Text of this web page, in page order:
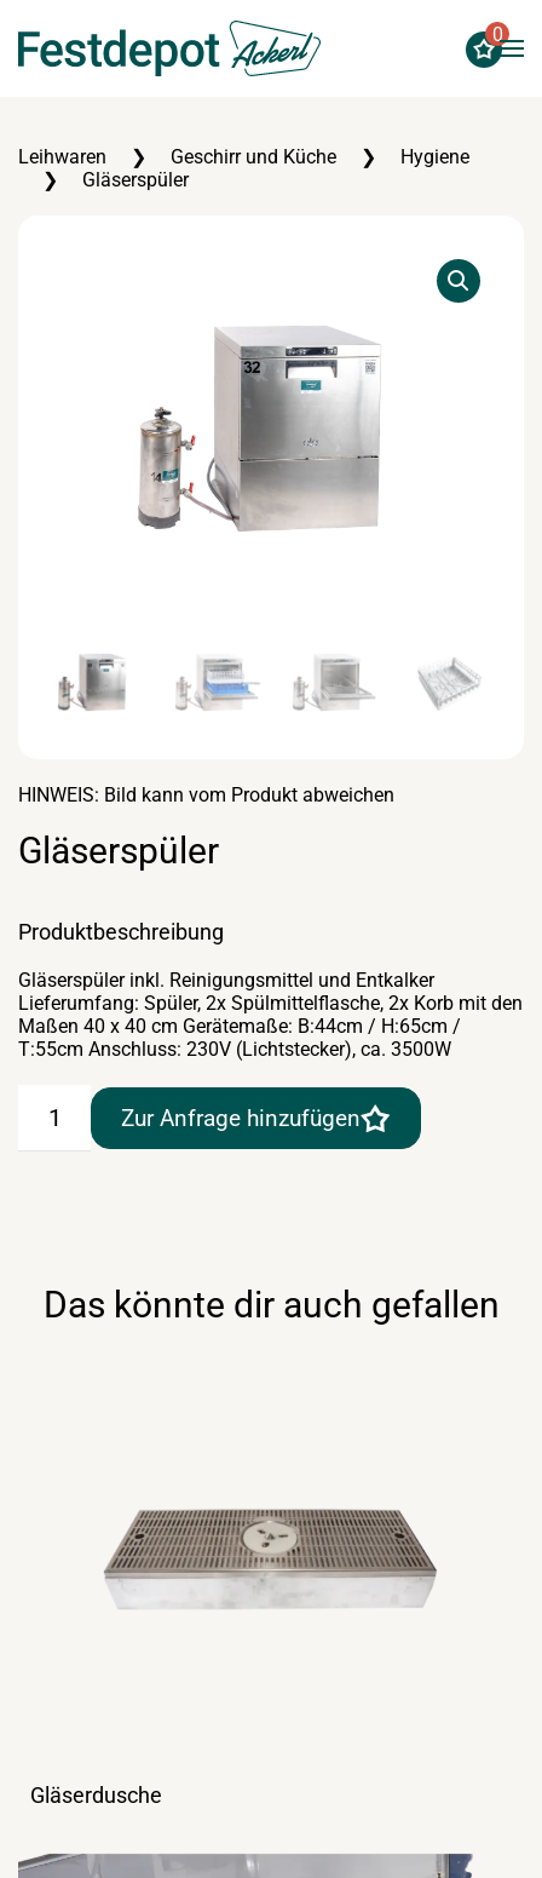
Zum Hauptinhalt springen
0
Leihwaren Geschirr und Küche
Hygiene
Gläserspüler
HINWEIS: Bild kann vom Produkt abweichen
Gläserspüler
Produktbeschreibung
Gläserspüler inkl. Reinigungsmittel und Entkalker
Lieferumfang: Spüler, 2x Spülmittelflasche, 2x Korb mit den
Maßen 40 x 40 cm Gerätemaße: B:44cm / H:65cm /
T:55cm Anschluss: 230V (Lichtstecker), ca. 3500W
Gläserspüler
Menge
Zur Anfrage hinzufügen
Das könnte dir auch gefallen
Gläserdusche